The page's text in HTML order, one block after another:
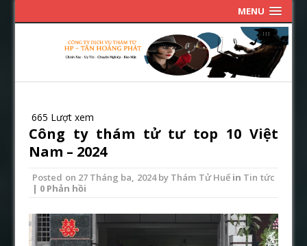
MENU
665 Lượt xem
Công ty thám tử tư top 10 Việt
Nam – 2024
Posted on 27 Tháng ba, 2024by Thám Tử Huếin Tin tức
| 0 Phản hồi